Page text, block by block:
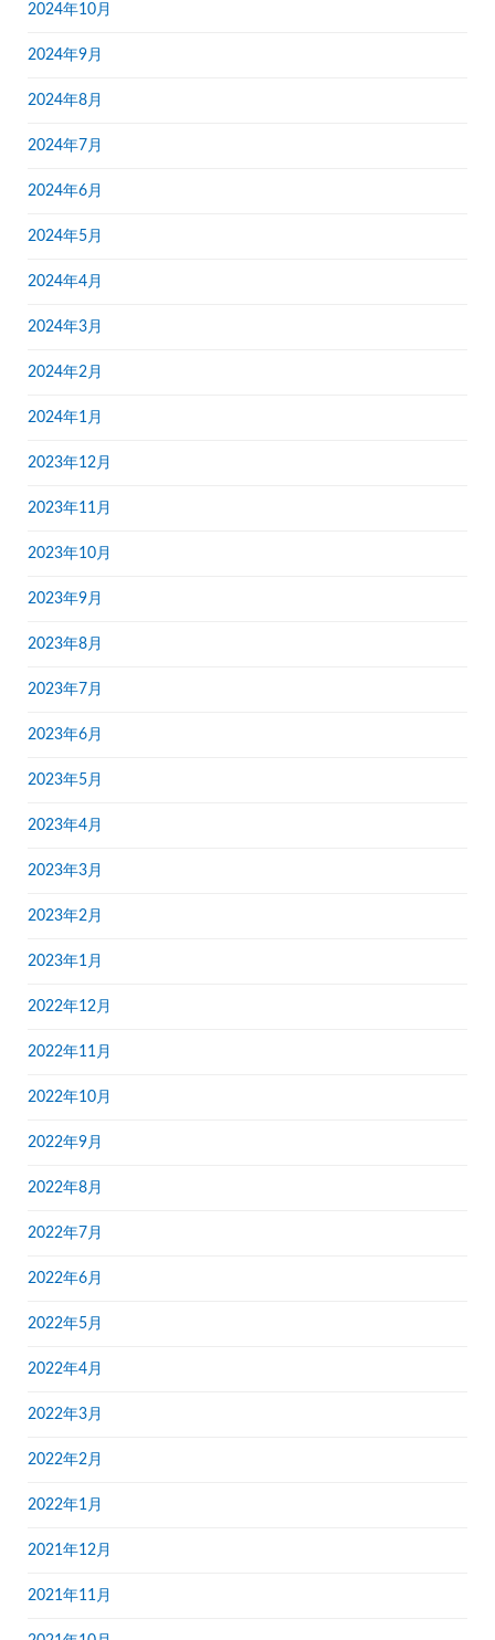
2024年10月
2024年9月
2024年8月
2024年7月
2024年6月
2024年5月
2024年4月
2024年3月
2024年2月
2024年1月
2023年12月
2023年11月
2023年10月
2023年9月
2023年8月
2023年7月
2023年6月
2023年5月
2023年4月
2023年3月
2023年2月
2023年1月
2022年12月
2022年11月
2022年10月
2022年9月
2022年8月
2022年7月
2022年6月
2022年5月
2022年4月
2022年3月
2022年2月
2022年1月
2021年12月
2021年11月